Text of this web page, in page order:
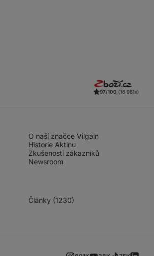
97/100 (16 981x)
O naší značce Vilgain
Historie Aktinu
Zkušenosti zákazníků
Newsroom
Články (1230)